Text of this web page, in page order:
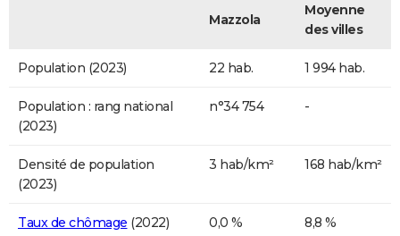
Mazzola
Moyenne
des villes
Population (2023) 22 hab. 1 994 hab.
Population : rang national
(2023)
n°34 754 -
Densité de population
(2023)
3 hab/km² 168 hab/km²
Taux de chômage (2022) 0,0 % 8,8 %